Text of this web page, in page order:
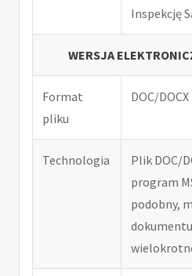
Inspekcję
WERSJA
Format
pliku
DOC/
Technologia
Plik DOC/
program
podobny,